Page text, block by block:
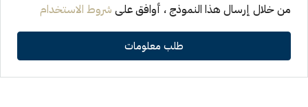
من خلال إرسال هذا النموذج ، أوافق على شروط الاستخدام
طلب معلومات